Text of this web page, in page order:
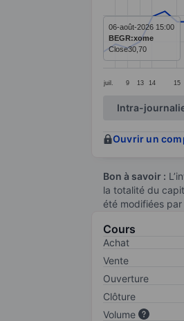
The chart has
juil. 9 13 14 15
06-août-2026 15:00
BEGR:xome
Close30,70
End of
Intra-
Ouvrir un
Bon à savoir :
la totalité du
été modifiées par
Cours
Achat
Vente
Ouverture
Clôture
Volume